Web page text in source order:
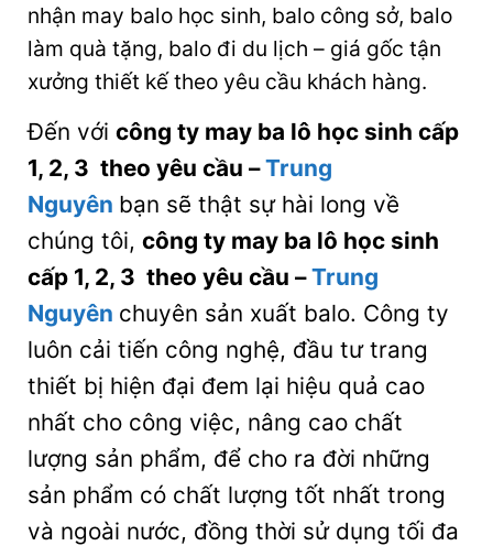
nhận may balo học sinh, balo công sở, balo
làm quà tặng, balo đi du lịch – giá gốc tận
xưởng thiết kế theo yêu cầu khách hàng.
Đến với công ty may ba lô học sinh cấp
1, 2, 3 theo yêu cầu –Trung
Nguyên bạn sẽ thật sự hài long về
chúng tôi, công ty may ba lô học sinh
cấp 1, 2, 3 theo yêu cầu –Trung
Nguyên chuyên sản xuất balo. Công ty
luôn cải tiến công nghệ, đầu tư trang
thiết bị hiện đại đem lại hiệu quả cao
nhất cho công việc, nâng cao chất
lượng sản phẩm, để cho ra đời những
sản phẩm có chất lượng tốt nhất trong
và ngoài nước, đồng thời sử dụng tối đa